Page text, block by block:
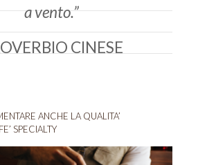
a vento.”
CINESE
ANCHE LA QUALITA’
SPECIALTY